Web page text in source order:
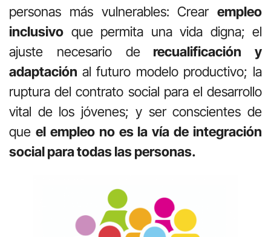
personas más vulnerables: Crear empleo
inclusivo que permita una vida digna; el
ajuste necesario derecualificación y
adaptación al futuro modelo productivo; la
ruptura del contrato social para el desarrollo
vital de los jóvenes; y ser conscientes de
que el empleo no es la vía de integración
social para todas las personas.